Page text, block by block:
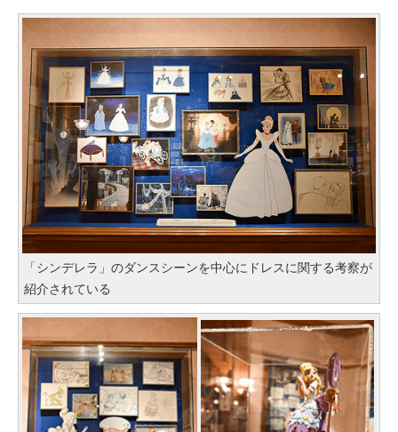
「シンデレラ」のダンスシーンを中心にドレスに関する考察が
紹介されている